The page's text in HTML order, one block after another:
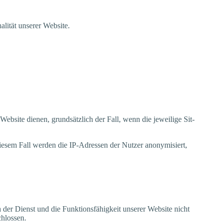
unse­rer Website.
die­nen, grund­sätz­lich der Fall, wenn die jewei­li­ge Sit­
Fall wer­den die IP-Adres­sen der Nut­zer anony­mi­siert,
Dienst und die Funk­ti­ons­fä­hig­keit unse­rer Web­site nicht